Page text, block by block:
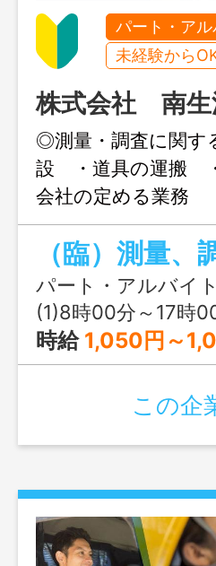
パート・アル
未経験から
株式会社 南生
◎測量・調査に関す
設 ・道具の運搬
会社の定める業務
（臨）測量、
パート・アルバイト
(1)8時00分～17時
時給 1,050円～
この企